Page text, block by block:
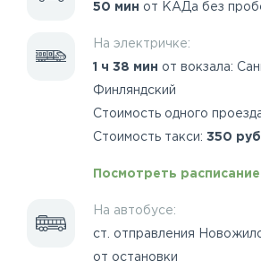
50 мин от КАДа без
На электричке:
1 ч 38 мин от вокзала:
Финляндский
Стоимость одного
Стоимость такси: 350
Посмотреть расписание
На автобусе:
ст. отправления
от остановки